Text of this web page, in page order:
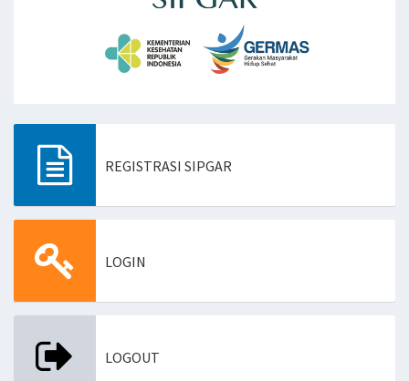
REGISTRASI SIPGAR
LOGIN
LOGOUT